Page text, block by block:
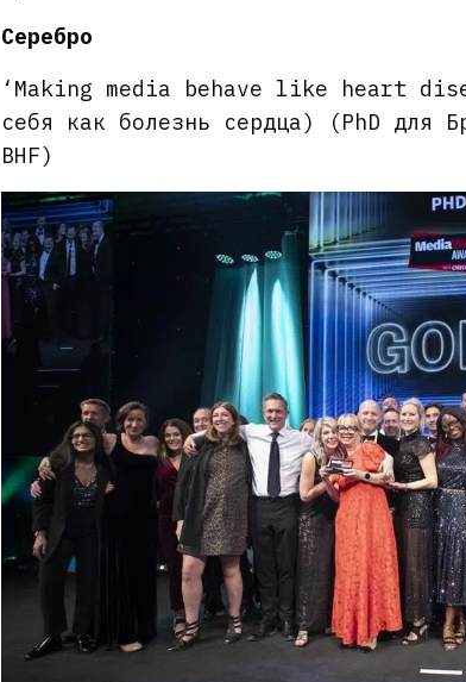
Серебро
‘Making media behave like heart
себя как болезнь сердца) (PhD для
BHF)